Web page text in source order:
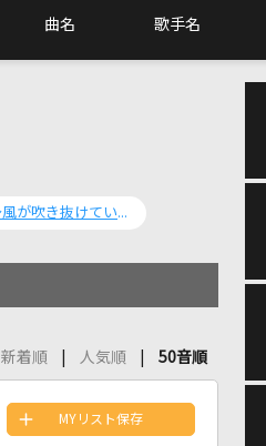
曲名 歌手名
Fly～風が吹き抜けていく～
新着順
人気順 50音順
MYリスト保存